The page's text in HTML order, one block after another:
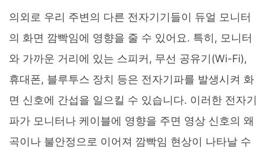
의외로 우리 주변의 다른 전자기기들이 듀얼 모니터
의 화면 깜빡임에 영향을 줄 수 있어요. 특히, 모니터
와 가까운 거리에 있는 스피커, 무선 공유기(Wi-Fi),
휴대폰, 블루투스 장치 등은 전자기파를 발생시켜 화
면 신호에 간섭을 일으킬 수 있습니다. 이러한 전자기
파가 모니터나 케이블에 영향을 주면 영상 신호의 왜
곡이나 불안정으로 이어져 깜빡임 현상이 나타날 수